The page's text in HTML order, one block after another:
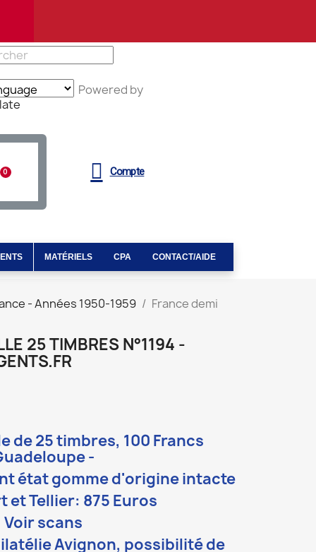
Powered by
Compte
MATÉRIELS CPA CONTACT/AIDE
- Années 1950-1959
France demi
25 TIMBRES N°1194 -
de 25 timbres, 100 Francs
-
état gomme d'origine intacte
et Tellier: 875 Euros
Voir scans
Avignon, possibilité de